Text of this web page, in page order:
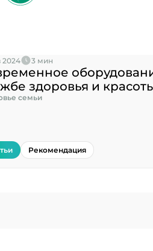
2024 3 мин
здоровья и
семьи
Рекомендация